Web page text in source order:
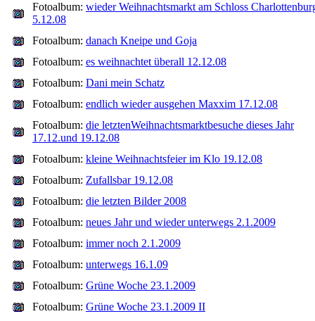
Fotoalbum: wieder Weihnachtsmarkt am Schloss
5.12.08
Fotoalbum: danach Kneipe und Goja
Fotoalbum: es weihnachtet überall 12.12.08
Fotoalbum: Dani mein Schatz
Fotoalbum: endlich wieder ausgehen Maxxim 17.12.08
Fotoalbum: die letztenWeihnachtsmarktbesuche dieses Jahr
17.12.und 19.12.08
Fotoalbum: kleine Weihnachtsfeier im Klo 19.12.08
Fotoalbum: Zufallsbar 19.12.08
Fotoalbum: die letzten Bilder 2008
Fotoalbum: neues Jahr und wieder unterwegs 2.1.2009
Fotoalbum: immer noch 2.1.2009
Fotoalbum: unterwegs 16.1.09
Fotoalbum: Grüne Woche 23.1.2009
Fotoalbum: Grüne Woche 23.1.2009 II